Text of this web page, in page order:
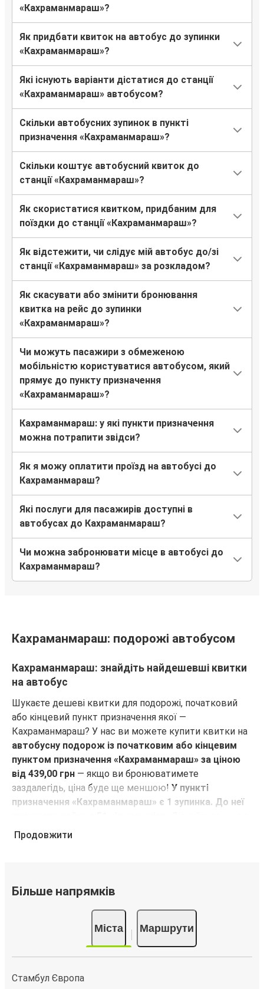
«Кахраманмараш»?
Як придбати квиток на автобус до зупинки
«Кахраманмараш»?
Які існують варіанти дістатися до станції
«Кахраманмараш» автобусом?
Скільки автобусних зупинок в пункті
призначення «Кахраманмараш»?
Скільки коштує автобусний квиток до
станції «Кахраманмараш»?
Як скористатися квитком, придбаним для
поїздки до станції «Кахраманмараш»?
Як відстежити, чи слідує мій автобус до/зі
станції «Кахраманмараш» за розкладом?
Як скасувати або змінити бронювання
квитка на рейс до зупинки
«Кахраманмараш»?
Чи можуть пасажири з обмеженою
мобільністю користуватися автобусом, який
прямує до пункту призначення
«Кахраманмараш»?
Кахраманмараш: у які пункти призначення
можна потрапити звідси?
Як я можу оплатити проїзд на автобусі до
Кахраманмараш?
Які послуги для пасажирів доступні в
автобусах до Кахраманмараш?
Чи можна забронювати місце в автобусі до
Кахраманмараш?
Кахраманмараш: подорожі автобусом
Кахраманмараш: знайдіть найдешевші квитки
на автобус
Шукаєте дешеві квитки для подорожі, початковий
або кінцевий пункт призначення якої —
Кахраманмараш? У нас ви можете купити квитки на
автобусну подорож із початковим або кінцевим
пунктом призначення «Кахраманмараш» за ціною
від 439,00 грн — якщо ви бронюватимете
заздалегідь, ціна буде ще меншою! У пункті
призначення «Кахраманмараш» є 1 зупинка. До неї
мережі FlixBus
FlixBus пропонує своїм пасажирам недорогі
комфортні подорожі. Вирушаючи в подорож з
кінцевим або початковим пунктом призначення
«Кахраманмараш», ви зможете використовувати
такі зручності в салоні, як Wi-Fi та розетки. Більш
того, у ціну квитка вже включено перевезення однієї
одиниці туристичного багажу й однієї одиниці ручної
Продовжити
Більше напрямків
Міста Маршрути
Стамбул Європа